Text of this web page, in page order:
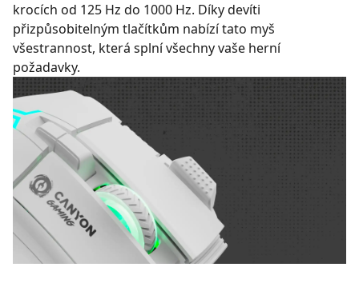
krocích od 125 Hz do 1000 Hz. Díky devíti
přizpůsobitelným tlačítkům nabízí tato myš
všestrannost, která splní všechny vaše herní
požadavky.